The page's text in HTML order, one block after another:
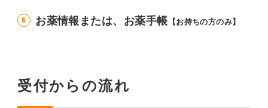
お薬情報または、お薬手帳 【お持ちの方のみ】
受付からの流れ